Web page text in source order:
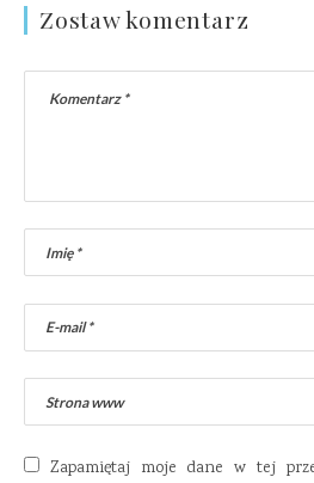
Zostaw komentarz
Zapamiętaj moje dane w tej